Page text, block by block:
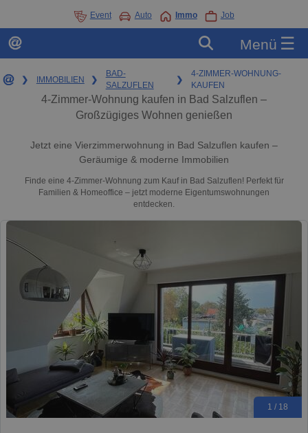
Event Auto Immo Job
Menü ☰
❯ IMMOBILIEN ❯
BAD-
SALZUFLEN
❯
4-ZIMMER-WOHNUNG-
KAUFEN
4-Zimmer-Wohnung kaufen in Bad Salzuflen –
Großzügiges Wohnen genießen
Jetzt eine Vierzimmerwohnung in Bad Salzuflen kaufen –
Geräumige & moderne Immobilien
Finde eine 4-Zimmer-Wohnung zum Kauf in Bad Salzuflen! Perfekt für
Familien & Homeoffice – jetzt moderne Eigentumswohnungen
entdecken.
1 / 18